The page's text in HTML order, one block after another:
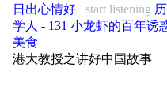
研究。在《羞辱政治：一部近现
络，剖析公开羞辱作为权力手段
让 - 雅克・卢梭（Jean-Jacques
家。卢梭深入探讨人的自爱、自
31:44 铁路进入中国：1896 年中
36:43 中东铁路如何成为沙俄的 “
仲树：政治哲学学者，播客「独
《实践生活》）、《心智生活》
陈碧：中国政法大学副教授，法
25:25 圣化立场 vs 悲观立场
28:49 人类增强与优生学：历史的
11:41 小冰期来袭，明朝独有的崩
15:45 两三亿两白银进辽东，为何
日出心情好 start listening
学人 - 131 小龙虾的百年诱
美食
港大教授之讲好中国故事